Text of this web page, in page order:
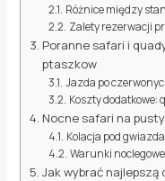
Różnice między
Zalety rezerwacji
Poranne safari i
ptaszkow
Jazda po
Koszty dodatkowe:
Nocne safari na
Kolacja pod
Warunki
Jak wybrać najlepszą